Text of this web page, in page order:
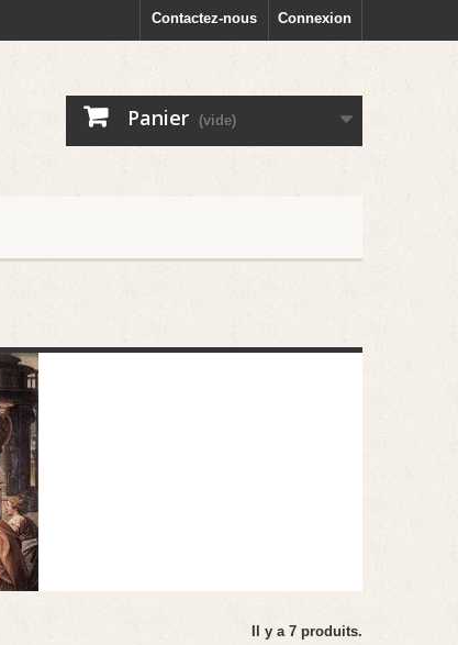
Connexion
Contactez-nous
Panier (vide)
Il y a 7 produits.